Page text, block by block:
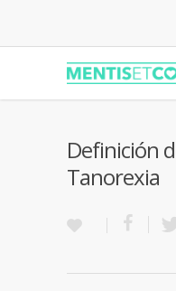
Definición
Tanorexia